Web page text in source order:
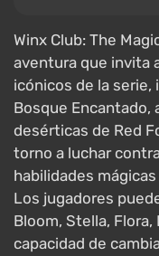
Winx Club: The
aventura que invita
icónicos de la serie,
Bosque Encantado,
desérticas de Red
torno a luchar
habilidades
Los jugadores
Bloom, Stella,
capacidad de